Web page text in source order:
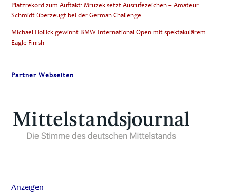
Platzrekord zum Auftakt: Mruzek setzt Ausrufezeichen – Amateur
Schmidt überzeugt bei der German Challenge
Michael Hollick gewinnt BMW International Open mit spektakulärem
Eagle-Finish
Partner Webseiten
Anzeigen